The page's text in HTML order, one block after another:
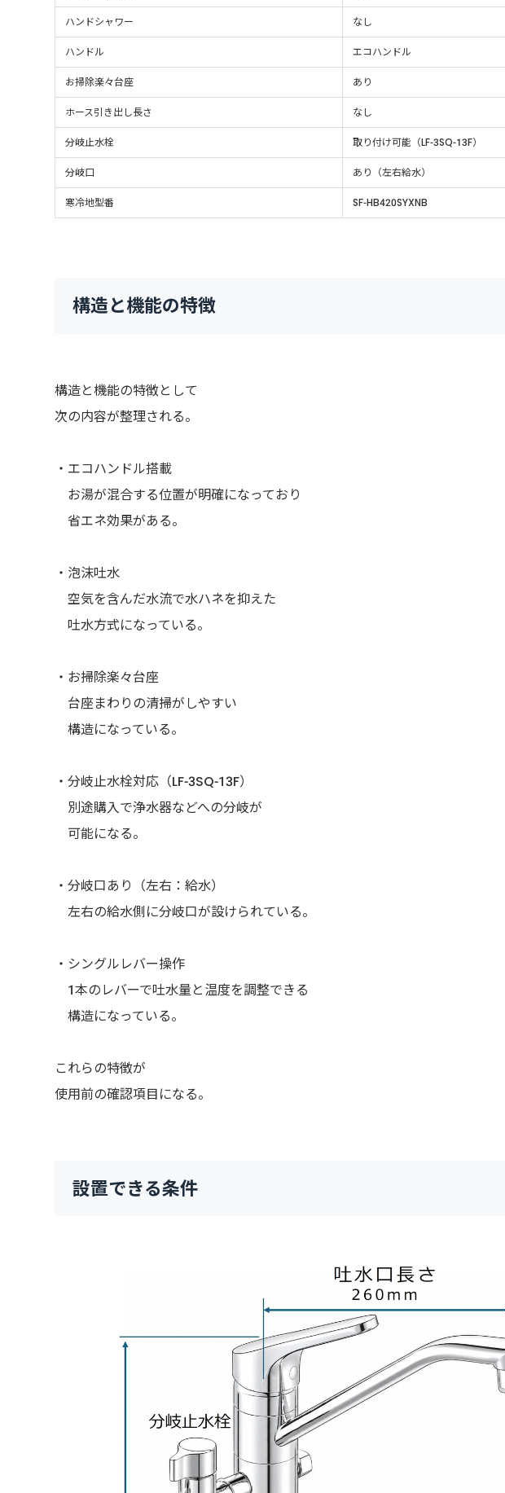
ハンドシャワー なし
ハンドル エコハンドル
お掃除楽々台座 あり
ホース引き出し長さ なし
分岐止水栓 取り付け可能（LF-3SQ-13F）
分岐口 あり（左右給水）
寒冷地型番 SF-HB420SYXNB
構造と機能の特徴
構造と機能の特徴として
次の内容が整理される。
・エコハンドル搭載
お湯が混合する位置が明確になっており
省エネ効果がある。
・泡沫吐水
空気を含んだ水流で水ハネを抑えた
吐水方式になっている。
・お掃除楽々台座
台座まわりの清掃がしやすい
構造になっている。
・分岐止水栓対応（LF-3SQ-13F）
別途購入で浄水器などへの分岐が
可能になる。
・分岐口あり（左右：給水）
左右の給水側に分岐口が設けられている。
・シングルレバー操作
1本のレバーで吐水量と温度を調整できる
構造になっている。
これらの特徴が
使用前の確認項目になる。
設置できる条件